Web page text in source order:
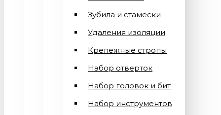
Зубила и стамески
Удаления изоляции
Крепежные стропы
Набор отверток
Набор головок и бит
Набор инструментов